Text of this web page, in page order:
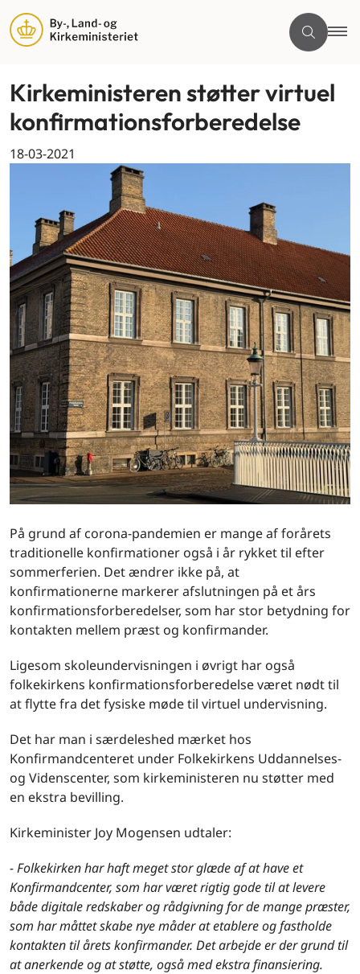
Kirkeministeren støtter virtuel
konfirmationsforberedelse
18-03-2021
På grund af corona-pandemien er mange af forårets
traditionelle konfirmationer også i år rykket til efter
sommerferien. Det ændrer ikke på, at
konfirmationerne markerer afslutningen på et års
konfirmationsforberedelser, som har stor betydning for
kontakten mellem præst og konfirmander.
Ligesom skoleundervisningen i øvrigt har også
folkekirkens konfirmationsforberedelse været nødt til
at flytte fra det fysiske møde til virtuel undervisning.
Det har man i særdeleshed mærket hos
Konfirmandcenteret under Folkekirkens Uddannelses-
og Videnscenter, som kirkeministeren nu støtter med
en ekstra bevilling.
Kirkeminister Joy Mogensen udtaler:
- Folkekirken har haft meget stor glæde af at have et
Konfirmandcenter, som har været rigtig gode til at levere
både digitale redskaber og rådgivning for de mange præster,
som har måttet skabe nye måder at etablere og fastholde
kontakten til årets konfirmander. Det arbejde er der grund til
at anerkende og at støtte, også med ekstra finansiering.